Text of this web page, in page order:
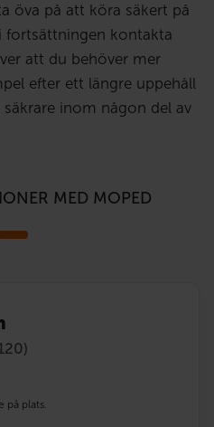
öva på att köra säkert på
fortsättningen kontakta
att du behöver mer
efter ett längre uppehåll
inom någon del av
MED MOPED
på plats.